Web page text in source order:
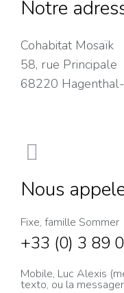
Notre
Cohabitat Mosaïk
58, rue Principale
68220
Nous
Fixe, famille Sommer
+33 (0) 3 89
Mobile, Luc Alexis
texto, ou la